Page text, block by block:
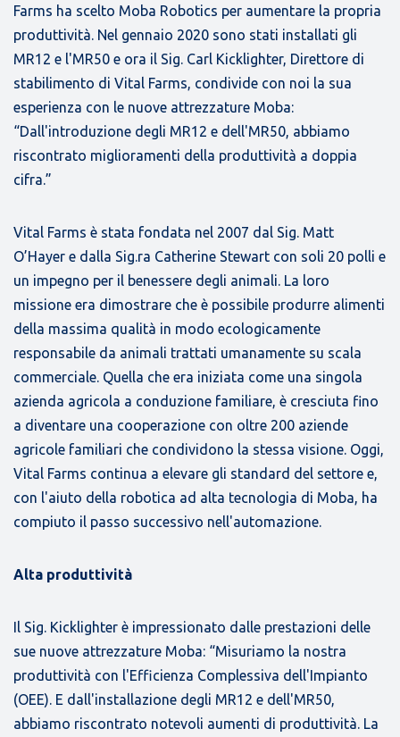
Farms ha scelto Moba Robotics per aumentare la propria
produttività. Nel gennaio 2020 sono stati installati gli
MR12 e l'MR50 e ora il Sig. Carl Kicklighter, Direttore di
stabilimento di Vital Farms, condivide con noi la sua
esperienza con le nuove attrezzature Moba:
“Dall'introduzione degli MR12 e dell'MR50, abbiamo
riscontrato miglioramenti della produttività a doppia
cifra.”
Vital Farms è stata fondata nel 2007 dal Sig. Matt
O’Hayer e dalla Sig.ra Catherine Stewart con soli 20 polli e
un impegno per il benessere degli animali. La loro
missione era dimostrare che è possibile produrre alimenti
della massima qualità in modo ecologicamente
responsabile da animali trattati umanamente su scala
commerciale. Quella che era iniziata come una singola
azienda agricola a conduzione familiare, è cresciuta fino
a diventare una cooperazione con oltre 200 aziende
agricole familiari che condividono la stessa visione. Oggi,
Vital Farms continua a elevare gli standard del settore e,
con l'aiuto della robotica ad alta tecnologia di Moba, ha
compiuto il passo successivo nell'automazione.
Alta produttività
Il Sig. Kicklighter è impressionato dalle prestazioni delle
sue nuove attrezzature Moba: “Misuriamo la nostra
produttività con l'Efficienza Complessiva dell'Impianto
(OEE). E dall'installazione degli MR12 e dell'MR50,
abbiamo riscontrato notevoli aumenti di produttività. La